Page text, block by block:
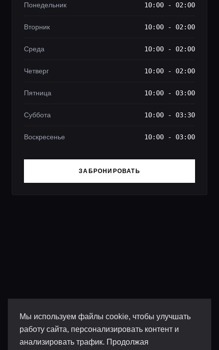
Мы используем файлы cookie, чтобы улучшать
работу сайта, персонализировать контент и
анализировать трафик. Продолжая
Понедельник 10:00 - 02:00
Вторник 10:00 - 02:00
Среда 10:00 - 02:00
Четверг 10:00 - 02:00
Пятница 10:00 - 03:00
Суббота 10:00 - 03:30
Воскресенье 10:00 - 03:00
ЗАБРОНИРОВАТЬ